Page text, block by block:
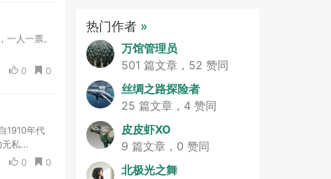
人一票。
0
0
1910年代
私...
0
0
热门作者 »
万馆管理员
501 篇文章，52 赞同
丝绸之路探险者
25 篇文章，4 赞同
皮皮虾XO
9 篇文章，0 赞同
北极光之舞